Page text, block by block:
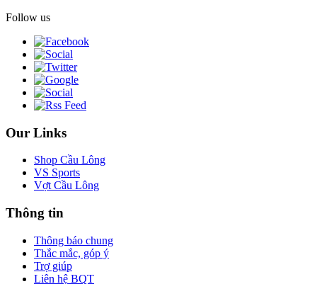
Follow us
Our Links
Shop Cầu Lông
VS Sports
Vợt Cầu Lông
Thông tin
Thông báo chung
Thắc mắc, góp ý
Trợ giúp
Liên hệ BQT